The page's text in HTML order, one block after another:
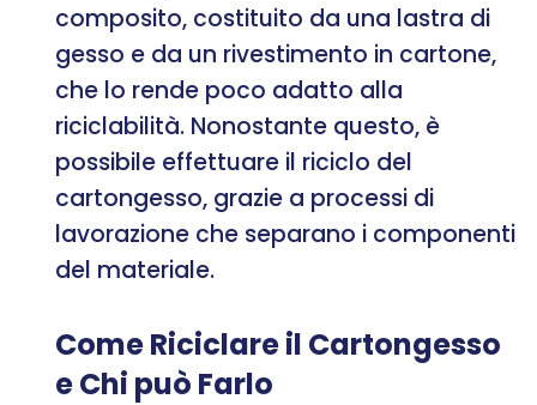
composito, costituito da una lastra di
gesso e da un rivestimento in cartone,
che lo rende poco adatto alla
riciclabilità. Nonostante questo, è
possibile effettuare il riciclo del
cartongesso, grazie a processi di
lavorazione che separano i componenti
del materiale.
Come Riciclare il Cartongesso
e Chi può Farlo